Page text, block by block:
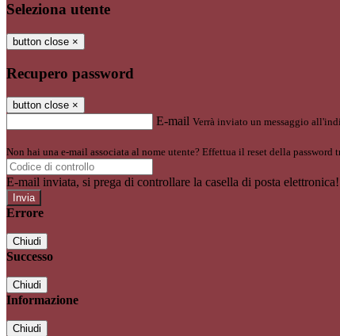
Seleziona utente
button close ×
Recupero password
button close ×
E-mail Verrà inviato un messaggio
Non hai una e-mail associata al nome utente? Effettua il reset della password
E-mail inviata, si prega di controllare la casella di posta elettronica!
Errore
Chiudi
Successo
Chiudi
Informazione
Chiudi